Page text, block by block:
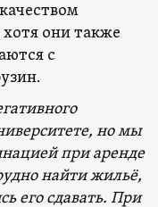
они также
с
но мы
при аренде
найти жильё,
его сдавать. При